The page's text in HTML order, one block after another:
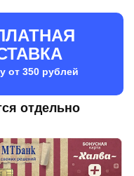
от 350 рублей
отдельно